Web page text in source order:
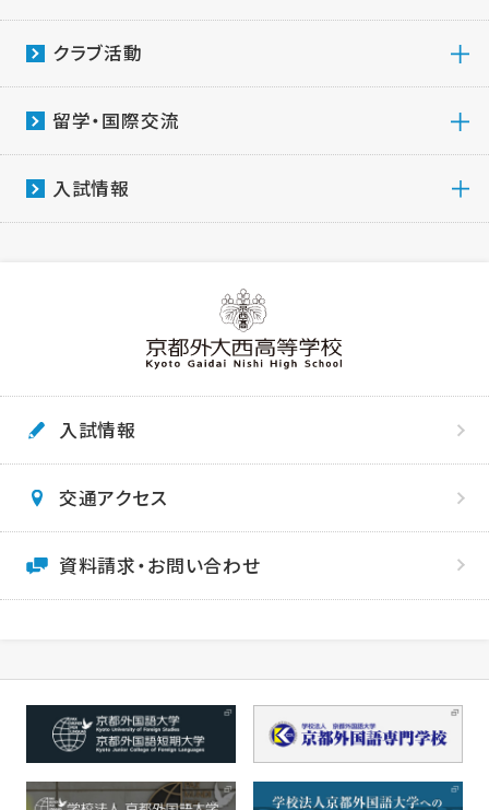
クラブ活動
留学・国際交流
入試情報
入試情報
交通アクセス
資料請求・お問い合わせ